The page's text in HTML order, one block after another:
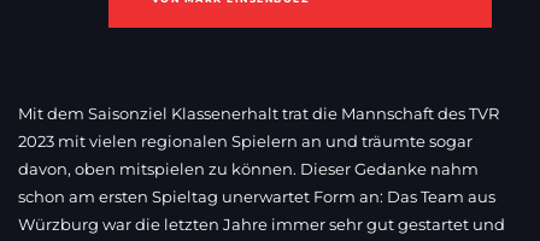
Mit dem Saisonziel Klassenerhalt trat die Mannschaft des TVR
2023 mit vielen regionalen Spielern an und träumte sogar
davon, oben mitspielen zu können. Dieser Gedanke nahm
schon am ersten Spieltag unerwartet Form an: Das Team aus
Würzburg war die letzten Jahre immer sehr gut gestartet und